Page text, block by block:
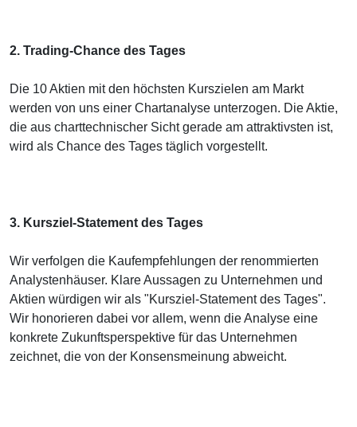
2. Trading-Chance des Tages
Die 10 Aktien mit den höchsten Kurszielen am Markt
werden von uns einer Chartanalyse unterzogen. Die Aktie,
die aus charttechnischer Sicht gerade am attraktivsten ist,
wird als Chance des Tages täglich vorgestellt.
3. Kursziel-Statement des Tages
Wir verfolgen die Kaufempfehlungen der renommierten
Analystenhäuser. Klare Aussagen zu Unternehmen und
Aktien würdigen wir als "Kursziel-Statement des Tages".
Wir honorieren dabei vor allem, wenn die Analyse eine
konkrete Zukunftsperspektive für das Unternehmen
zeichnet, die von der Konsensmeinung abweicht.